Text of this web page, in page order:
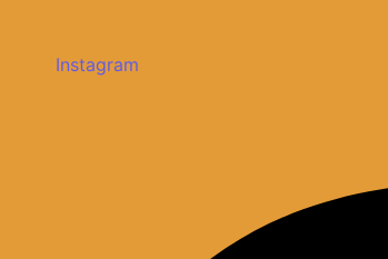
Instagram